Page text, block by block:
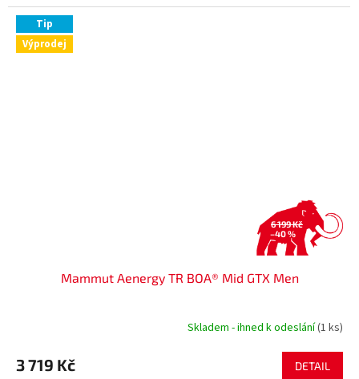
Tip
Výprodej
6 199 Kč
–40 %
Mammut Aenergy TR BOA® Mid GTX Men
Skladem - ihned k odeslání(1 ks)
3 719 Kč DETAIL